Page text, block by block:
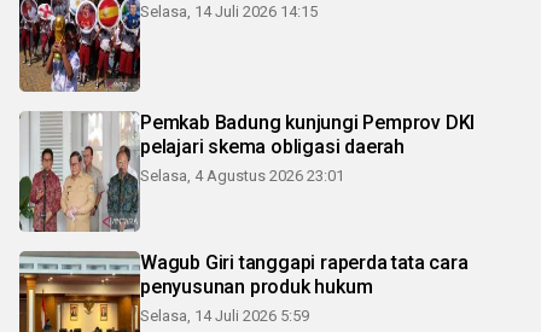
Selasa, 14 Juli 2026 14:15
Pemkab Badung kunjungi Pemprov DKI
pelajari skema obligasi daerah
Selasa, 4 Agustus 2026 23:01
Wagub Giri tanggapi raperda tata cara
penyusunan produk hukum
Selasa, 14 Juli 2026 5:59